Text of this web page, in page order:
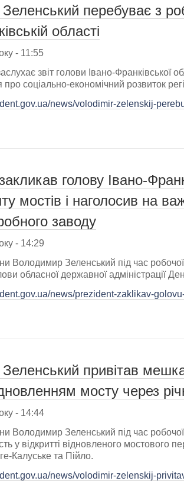
перебуває з
області
- 11:55
звіт голови Івано-Франківської
соціально-економічний розвиток
news/volodimir-zelenskij-
голову Івано-
мостів і наголосив на
заводу
- 14:29
Володимир Зеленський під час
обласної державної адміністрації
news/prezident-zaklikav-
привітав
мосту через
- 14:44
Володимир Зеленський під час робочої
у відкритті відновленого мостового
Калуське та Пійло.
news/volodimir-zelenskij-